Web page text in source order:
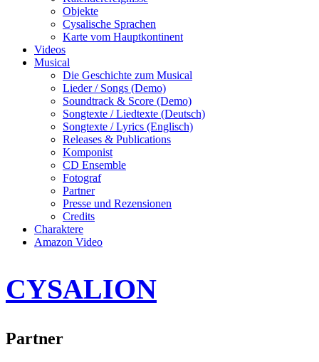
Objekte
Cysalische Sprachen
Karte vom Hauptkontinent
Videos
Musical
Die Geschichte zum Musical
Lieder / Songs (Demo)
Soundtrack & Score (Demo)
Songtexte / Liedtexte (Deutsch)
Songtexte / Lyrics (Englisch)
Releases & Publications
Komponist
CD Ensemble
Fotograf
Partner
Presse und Rezensionen
Credits
Charaktere
Amazon Video
CYSALION
Partner